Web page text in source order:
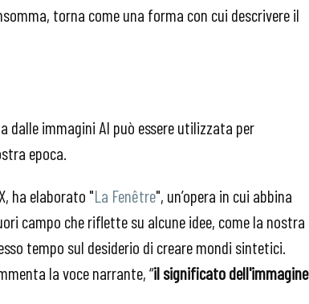
torna come una forma con cui descrivere il
dalle immagini AI può essere utilizzata per
epoca.
ha elaborato "La Fenêtre", un’opera in cui abbina
campo che riflette su alcune idee, come la nostra
tempo sul desiderio di creare mondi sintetici.
la voce narrante, “il significato dell'immagine